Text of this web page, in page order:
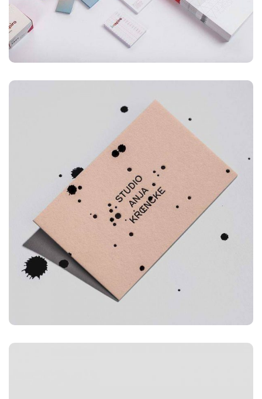
ILUSTRACIÓN
Box - Contenido ext.
ILUSTRACIÓN
Deriva de montaña